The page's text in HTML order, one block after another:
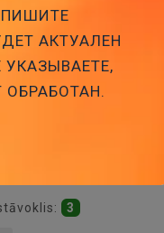
3
АКТУАЛЕН
УКАЗЫВАЕТЕ,
ОБРАБОТАН.